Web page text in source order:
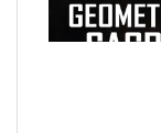
1 x
SIMBOLISMUL